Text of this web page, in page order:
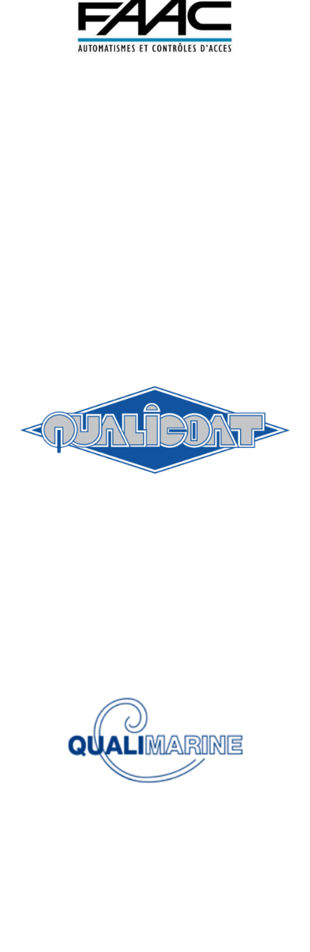
Faac fait partie des spécialistes de l’automatisme sur le
marché. Nous travaillons étroitement ensemble de nos
débuts.